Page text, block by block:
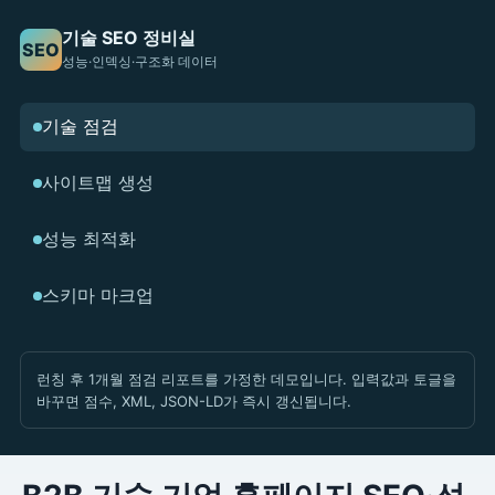
SEO
기술 SEO 정비실
성능·인덱싱·구조화 데이터
기술 점검
사이트맵 생성
성능 최적화
스키마 마크업
런칭 후 1개월 점검 리포트를 가정한 데모입니다. 입력값과 토글을
바꾸면 점수, XML, JSON-LD가 즉시 갱신됩니다.